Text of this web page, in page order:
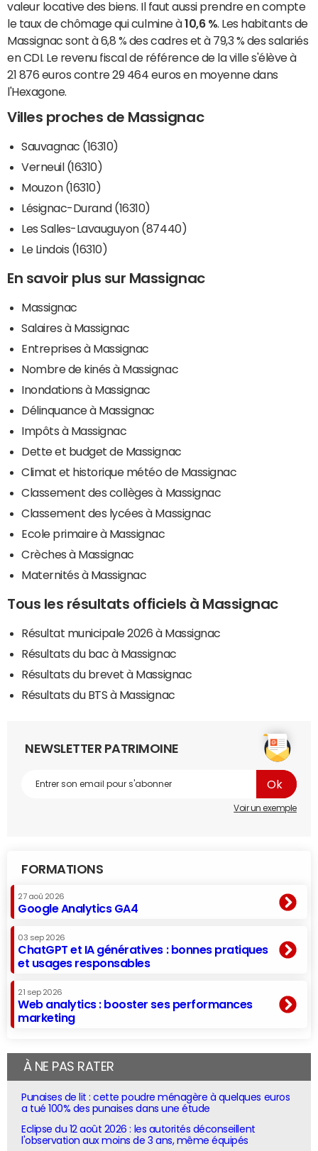
valeur locative des biens. Il faut aussi prendre en compte
le taux de chômage qui culmine à10,6 % . Les habitants de
Massignac sont à 6,8 % des cadres et à 79,3 % des salariés
en CDI. Le revenu fiscal de référence de la ville s'élève à
21 876 euros contre 29 464 euros en moyenne dans
l'Hexagone.
Villes proches de Massignac
Sauvagnac (16310)
Verneuil (16310)
Mouzon (16310)
Lésignac-Durand (16310)
Les Salles-Lavauguyon (87440)
Le Lindois (16310)
En savoir plus sur Massignac
Massignac
Salaires à Massignac
Entreprises à Massignac
Nombre de kinés à Massignac
Inondations à Massignac
Délinquance à Massignac
Impôts à Massignac
Dette et budget de Massignac
Climat et historique météo de Massignac
Classement des collèges à Massignac
Classement des lycées à Massignac
Ecole primaire à Massignac
Crèches à Massignac
Maternités à Massignac
Tous les résultats officiels à Massignac
Résultat municipale 2026 à Massignac
Résultats du bac à Massignac
Résultats du brevet à Massignac
Résultats du BTS à Massignac
NEWSLETTER PATRIMOINE
Voir un exemple
FORMATIONS
27 aoû 2026
Google Analytics GA4
03 sep 2026
ChatGPT et IA génératives : bonnes pratiques
et usages responsables
21 sep 2026
Web analytics : booster ses performances
marketing
À NE PAS RATER
Punaises de lit : cette poudre ménagère à quelques euros
a tué 100% des punaises dans une étude
Eclipse du 12 août 2026 : les autorités déconseillent
l'observation aux moins de 3 ans, même équipés